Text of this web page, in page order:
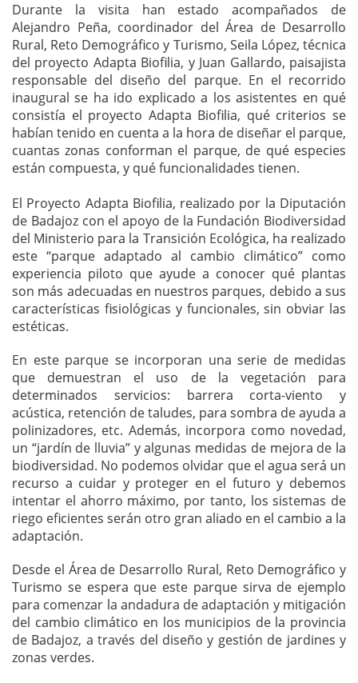
Durante la visita han estado acompañados de
Alejandro Peña, coordinador del Área de Desarrollo
Rural, Reto Demográfico y Turismo, Seila López, técnica
del proyecto Adapta Biofilia, y Juan Gallardo, paisajista
responsable del diseño del parque. En el recorrido
inaugural se ha ido explicado a los asistentes en qué
consistía el proyecto Adapta Biofilia, qué criterios se
habían tenido en cuenta a la hora de diseñar el parque,
cuantas zonas conforman el parque, de qué especies
están compuesta, y qué funcionalidades tienen.
El Proyecto Adapta Biofilia, realizado por la Diputación
de Badajoz con el apoyo de la Fundación Biodiversidad
del Ministerio para la Transición Ecológica, ha realizado
este “parque adaptado al cambio climático” como
experiencia piloto que ayude a conocer qué plantas
son más adecuadas en nuestros parques, debido a sus
características fisiológicas y funcionales, sin obviar las
estéticas.
En este parque se incorporan una serie de medidas
que demuestran el uso de la vegetación para
determinados servicios: barrera corta-viento y
acústica, retención de taludes, para sombra de ayuda a
polinizadores, etc. Además, incorpora como novedad,
un “jardín de lluvia” y algunas medidas de mejora de la
biodiversidad. No podemos olvidar que el agua será un
recurso a cuidar y proteger en el futuro y debemos
intentar el ahorro máximo, por tanto, los sistemas de
riego eficientes serán otro gran aliado en el cambio a la
adaptación.
Desde el Área de Desarrollo Rural, Reto Demográfico y
Turismo se espera que este parque sirva de ejemplo
para comenzar la andadura de adaptación y mitigación
del cambio climático en los municipios de la provincia
de Badajoz, a través del diseño y gestión de jardines y
zonas verdes.